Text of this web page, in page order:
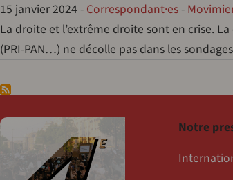
15 janvier 2024- Correspondant·es-
La droite et l’extrême droite sont en crise.
(PRI-PAN…) ne décolle pas dans les
Notre